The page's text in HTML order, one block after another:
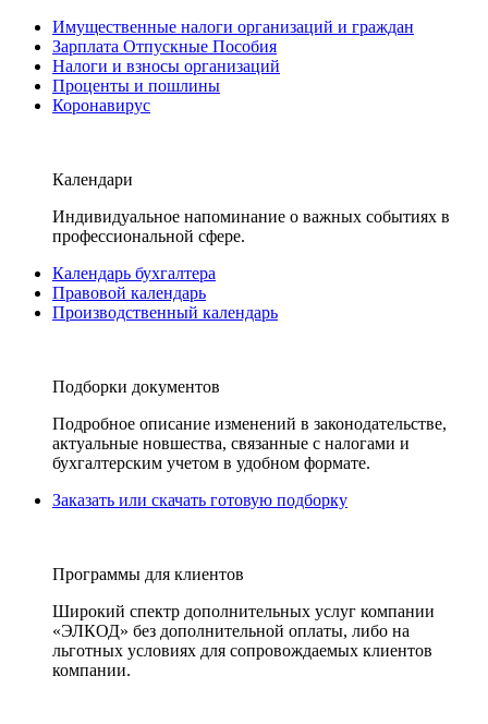
Имущественные налоги организаций и граждан
Зарплата Отпускные Пособия
Налоги и взносы организаций
Проценты и пошлины
Коронавирус
Календари
Индивидуальное напоминание о важных событиях в
профессиональной сфере.
Календарь бухгалтера
Правовой календарь
Производственный календарь
Подборки документов
Подробное описание изменений в законодательстве,
актуальные новшества, связанные с налогами и
бухгалтерским учетом в удобном формате.
Заказать или скачать готовую подборку
Программы для клиентов
Широкий спектр дополнительных услуг компании
«ЭЛКОД» без дополнительной оплаты, либо на
льготных условиях для сопровождаемых клиентов
компании.